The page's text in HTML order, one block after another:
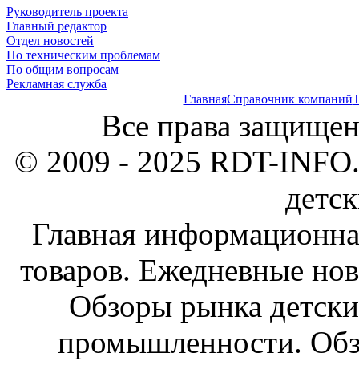
Руководитель проекта
Главный редактор
Отдел новостей
По техническим проблемам
По общим вопросам
Рекламная служба
ГлавнаяСправочник компаний
Все права
© 2009 - 2025 RDT-
Главная
товаров. Ежедневные
Обзоры рынка
промышленности.